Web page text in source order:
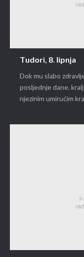
Tudori, 8. lipnja
Dok mu slabo
posljednje dane,
njezinim umirućim